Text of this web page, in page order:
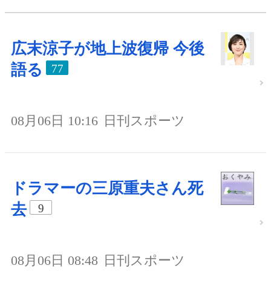
広末涼子が地上波復帰 今後
語る
77
08月06日 10:16 日刊スポーツ
ドラマーの三原重夫さん死
去
9
08月06日 08:48 日刊スポーツ